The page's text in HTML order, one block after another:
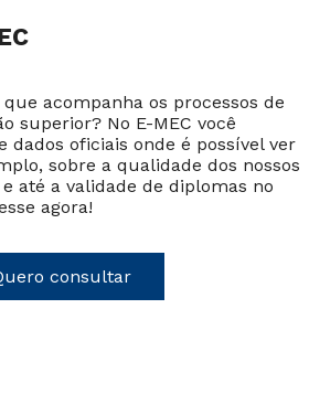
acompanha os processos de
superior? No E-MEC você
dados oficiais onde é possível ver
sobre a qualidade dos nossos
até a validade de diplomas no
agora!
consultar